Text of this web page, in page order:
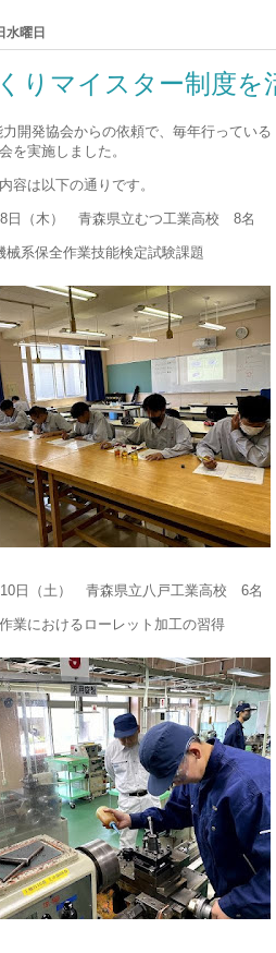
水曜日
りマイスター制度を
開発協会からの依頼で、毎年行ってい
を実施しました。
容は以下の通りです。
8日（木） 青森県立むつ工業高校 8名
系保全作業技能検定試験課題
10日（土） 青森県立八戸工業高校 6名
業におけるローレット加工の習得